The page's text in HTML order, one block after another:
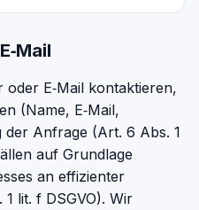
E‑Mail kontaktieren,
(Name, E‑Mail,
Anfrage (Art. 6 Abs. 1
auf Grundlage
an effizienter
lit. f DSGVO). Wir